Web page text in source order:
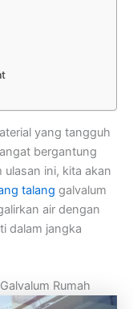
yang tangguh
bergantung
ulasan ini, kita akan
talang galvalum
air dengan
dalam jangka
Rumah